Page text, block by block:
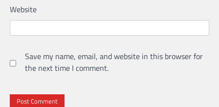
Website
Save my name, email, and website in this browser for
the next time I comment.